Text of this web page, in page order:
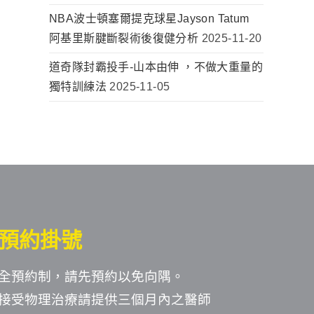
NBA波士頓塞爾提克球星Jayson Tatum
阿基里斯腱斷裂術後復健分析 2025-11-20
道奇隊封霸投手-山本由伸 ，不做大重量的
獨特訓練法 2025-11-05
約掛號
預約制，請先預約以免向隅。
受物理治療請提供三個月內之醫師